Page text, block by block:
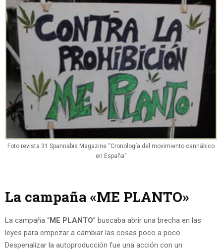
Foto revista 31 Spannabis Magazine “Cronología del movimiento cannábico
en España”
La campaña «ME PLANTO»
La campaña “ME PLANTO” buscaba abrir una brecha en las
leyes para empezar a cambiar las cosas poco a poco.
Despenalizar la autoproducción fue una acción con un